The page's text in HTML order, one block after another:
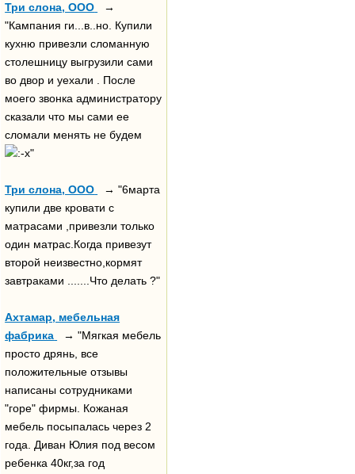
Три слона, ООО
→
"Кампания ги...в..но. Купили
кухню привезли сломанную
столешницу выгрузили сами
во двор и уехали . После
моего звонка администратору
сказали что мы сами ее
сломали менять не будем
"
Три слона, ООО
→ "6марта
купили две кровати с
матрасами ,привезли только
один матрас.Когда привезут
второй неизвестно,кормят
завтраками .......Что делать ?"
Ахтамар, мебельная
фабрика
→ "Мягкая мебель
просто дрянь, все
положительные отзывы
написаны сотрудниками
"горе" фирмы. Кожаная
мебель посыпалась через 2
года. Диван Юлия под весом
ребенка 40кг,за год